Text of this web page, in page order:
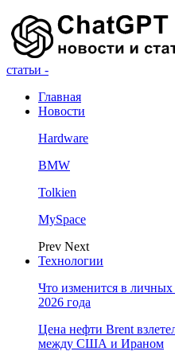
статьи -
Главная
Новости
Hardware
BMW
Tolkien
MySpace
Prev Next
Технологии
Что изменится в
2026 года
Цена нефти Brent
между США и Ираном